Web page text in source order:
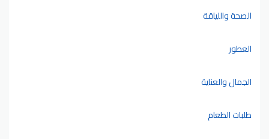
الصحة واللياقة
العطور
الجمال والعناية
طلبات الطعام